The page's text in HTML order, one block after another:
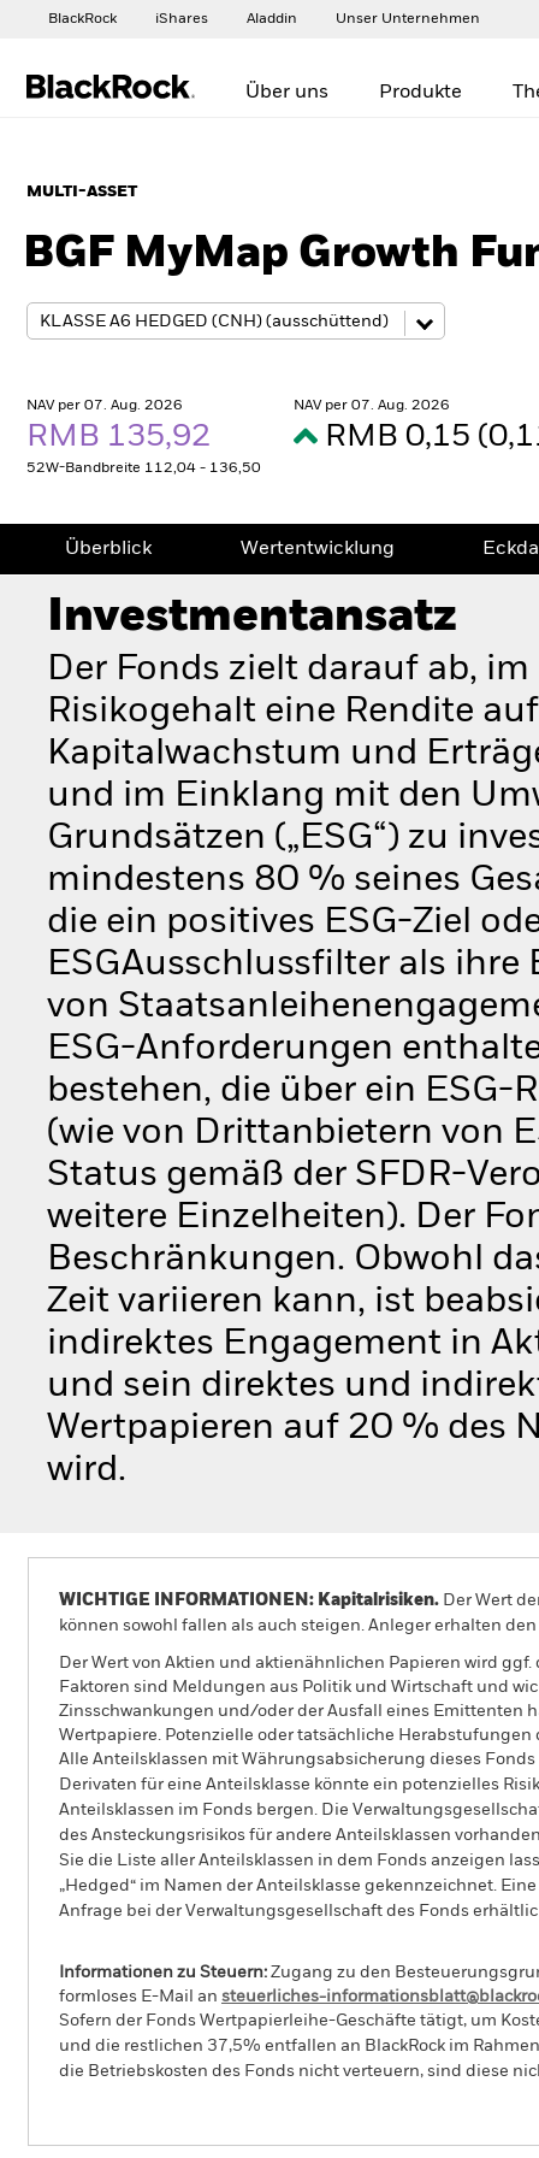
BlackRock iShares Aladdin Unser Unternehmen
Über uns Produkte
MULTI-ASSET
BGF MyMap Growth
NAV per 07. Aug. 2026
RMB 135,92
52W-Bandbreite 112,04 - 136,50
NAV per 07. Aug. 2026
RMB 0,15
Überblick Wertentwicklung
Investmentansatz
Der Fonds zielt darauf ab,
Risikogehalt eine Rendite
Kapitalwachstum und
und im Einklang mit den
Grundsätzen („ESG“) zu
mindestens 80 % seines
die ein positives ESG-Ziel
ESGAusschlussfilter als ihre
von
ESG-Anforderungen
bestehen, die über ein
(wie von Drittanbietern von
Status gemäß der SFDR-
weitere Einzelheiten). Der
Beschränkungen. Obwohl
Zeit variieren kann, ist
indirektes Engagement in
und sein direktes und
Wertpapieren auf 20 % des
wird.
WICHTIGE INFORMATIONEN: Kapitalrisiken. Der Wert
können sowohl fallen als auch steigen. Anleger erhalten
Der Wert von Aktien und aktienähnlichen Papieren wird
Faktoren sind Meldungen aus Politik und Wirtschaft und
Zinsschwankungen und/oder der Ausfall eines Emittenten
Wertpapiere. Potenzielle oder tatsächliche
Alle Anteilsklassen mit Währungsabsicherung dieses
Derivaten für eine Anteilsklasse könnte ein potenzielles
Anteilsklassen im Fonds bergen. Die
des Ansteckungsrisikos für andere Anteilsklassen
Sie die Liste aller Anteilsklassen in dem Fonds anzeigen
„Hedged“ im Namen der Anteilsklasse gekennzeichnet.
Anfrage bei der Verwaltungsgesellschaft des Fonds
Informationen zu Steuern: Zugang zu den
formloses E-Mail an steuerliches-
Sofern der Fonds Wertpapierleihe-Geschäfte tätigt, um
und die restlichen 37,5% entfallen an BlackRock im
die Betriebskosten des Fonds nicht verteuern, sind diese